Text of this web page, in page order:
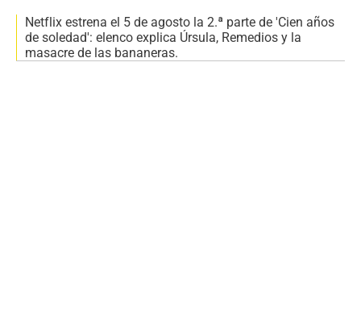
Netflix estrena el 5 de agosto la 2.ª parte de 'Cien años
de soledad': elenco explica Úrsula, Remedios y la
masacre de las bananeras.